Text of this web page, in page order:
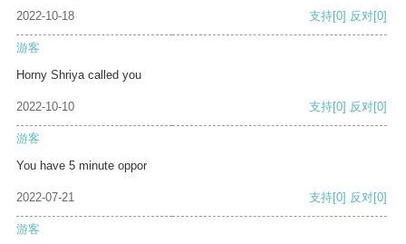
2022-10-18 支持[0] 反对[0]
游客
Horny Shriya called you
2022-10-10 支持[0] 反对[0]
游客
You have 5 minute oppor
2022-07-21 支持[0] 反对[0]
游客